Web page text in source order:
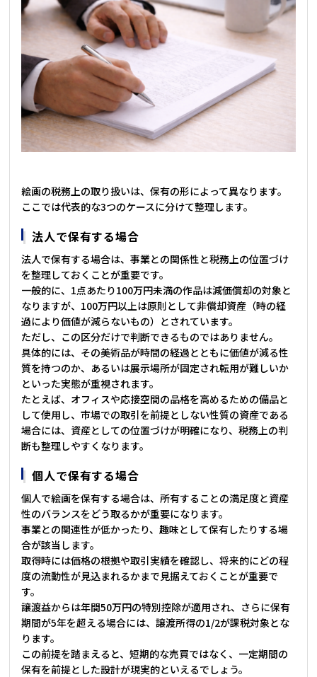
絵画の税務上の取り扱いは、保有の形によって異なります。
ここでは代表的な3つのケースに分けて整理します。
法人で保有する場合
法人で保有する場合は、事業との関係性と税務上の位置づけ
を整理しておくことが重要です。
一般的に、1点あたり100万円未満の作品は減価償却の対象と
なりますが、100万円以上は原則として非償却資産（時の経
過により価値が減らないもの）とされています。
ただし、この区分だけで判断できるものではありません。
具体的には、その美術品が時間の経過とともに価値が減る性
質を持つのか、あるいは展示場所が固定され転用が難しいか
といった実態が重視されます。
たとえば、オフィスや応接空間の品格を高めるための備品と
して使用し、市場での取引を前提としない性質の資産である
場合には、資産としての位置づけが明確になり、税務上の判
断も整理しやすくなります。
個人で保有する場合
個人で絵画を保有する場合は、所有することの満足度と資産
性のバランスをどう取るかが重要になります。
事業との関連性が低かったり、趣味として保有したりする場
合が該当します。
取得時には価格の根拠や取引実績を確認し、将来的にどの程
度の流動性が見込まれるかまで見据えておくことが重要で
す。
譲渡益からは年間50万円の特別控除が適用され、さらに保有
期間が5年を超える場合には、譲渡所得の1/2が課税対象とな
ります。
この前提を踏まえると、短期的な売買ではなく、一定期間の
保有を前提とした設計が現実的といえるでしょう。